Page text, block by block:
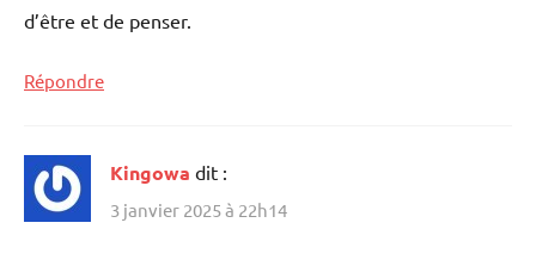
d’être et de penser.
Répondre
Kingowa dit :
3 janvier 2025 à 22h14